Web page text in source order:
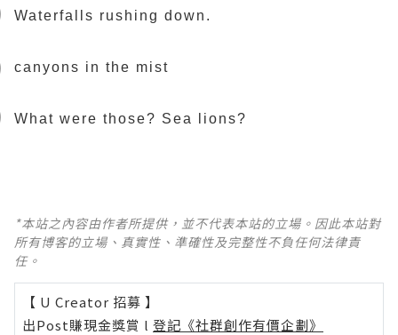
Waterfalls rushing down.
canyons in the mist
What were those? Sea lions?
*本站之內容由作者所提供，並不代表本站的立場。因此本站對
所有博客的立場、真實性、準確性及完整性不負任何法律責
任。
【 U Creator 招募 】
出Post賺現金獎賞 l 登記《社群創作有價企劃》